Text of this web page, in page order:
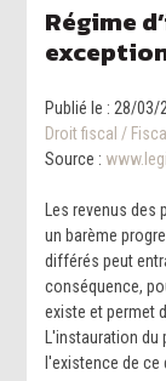
Régime
Publié le : 28/03/
Droit fiscal /
Source :
Les revenus des
un barème
différés peut
conséquence,
existe et permet
L'instauration du
l'existence de ce